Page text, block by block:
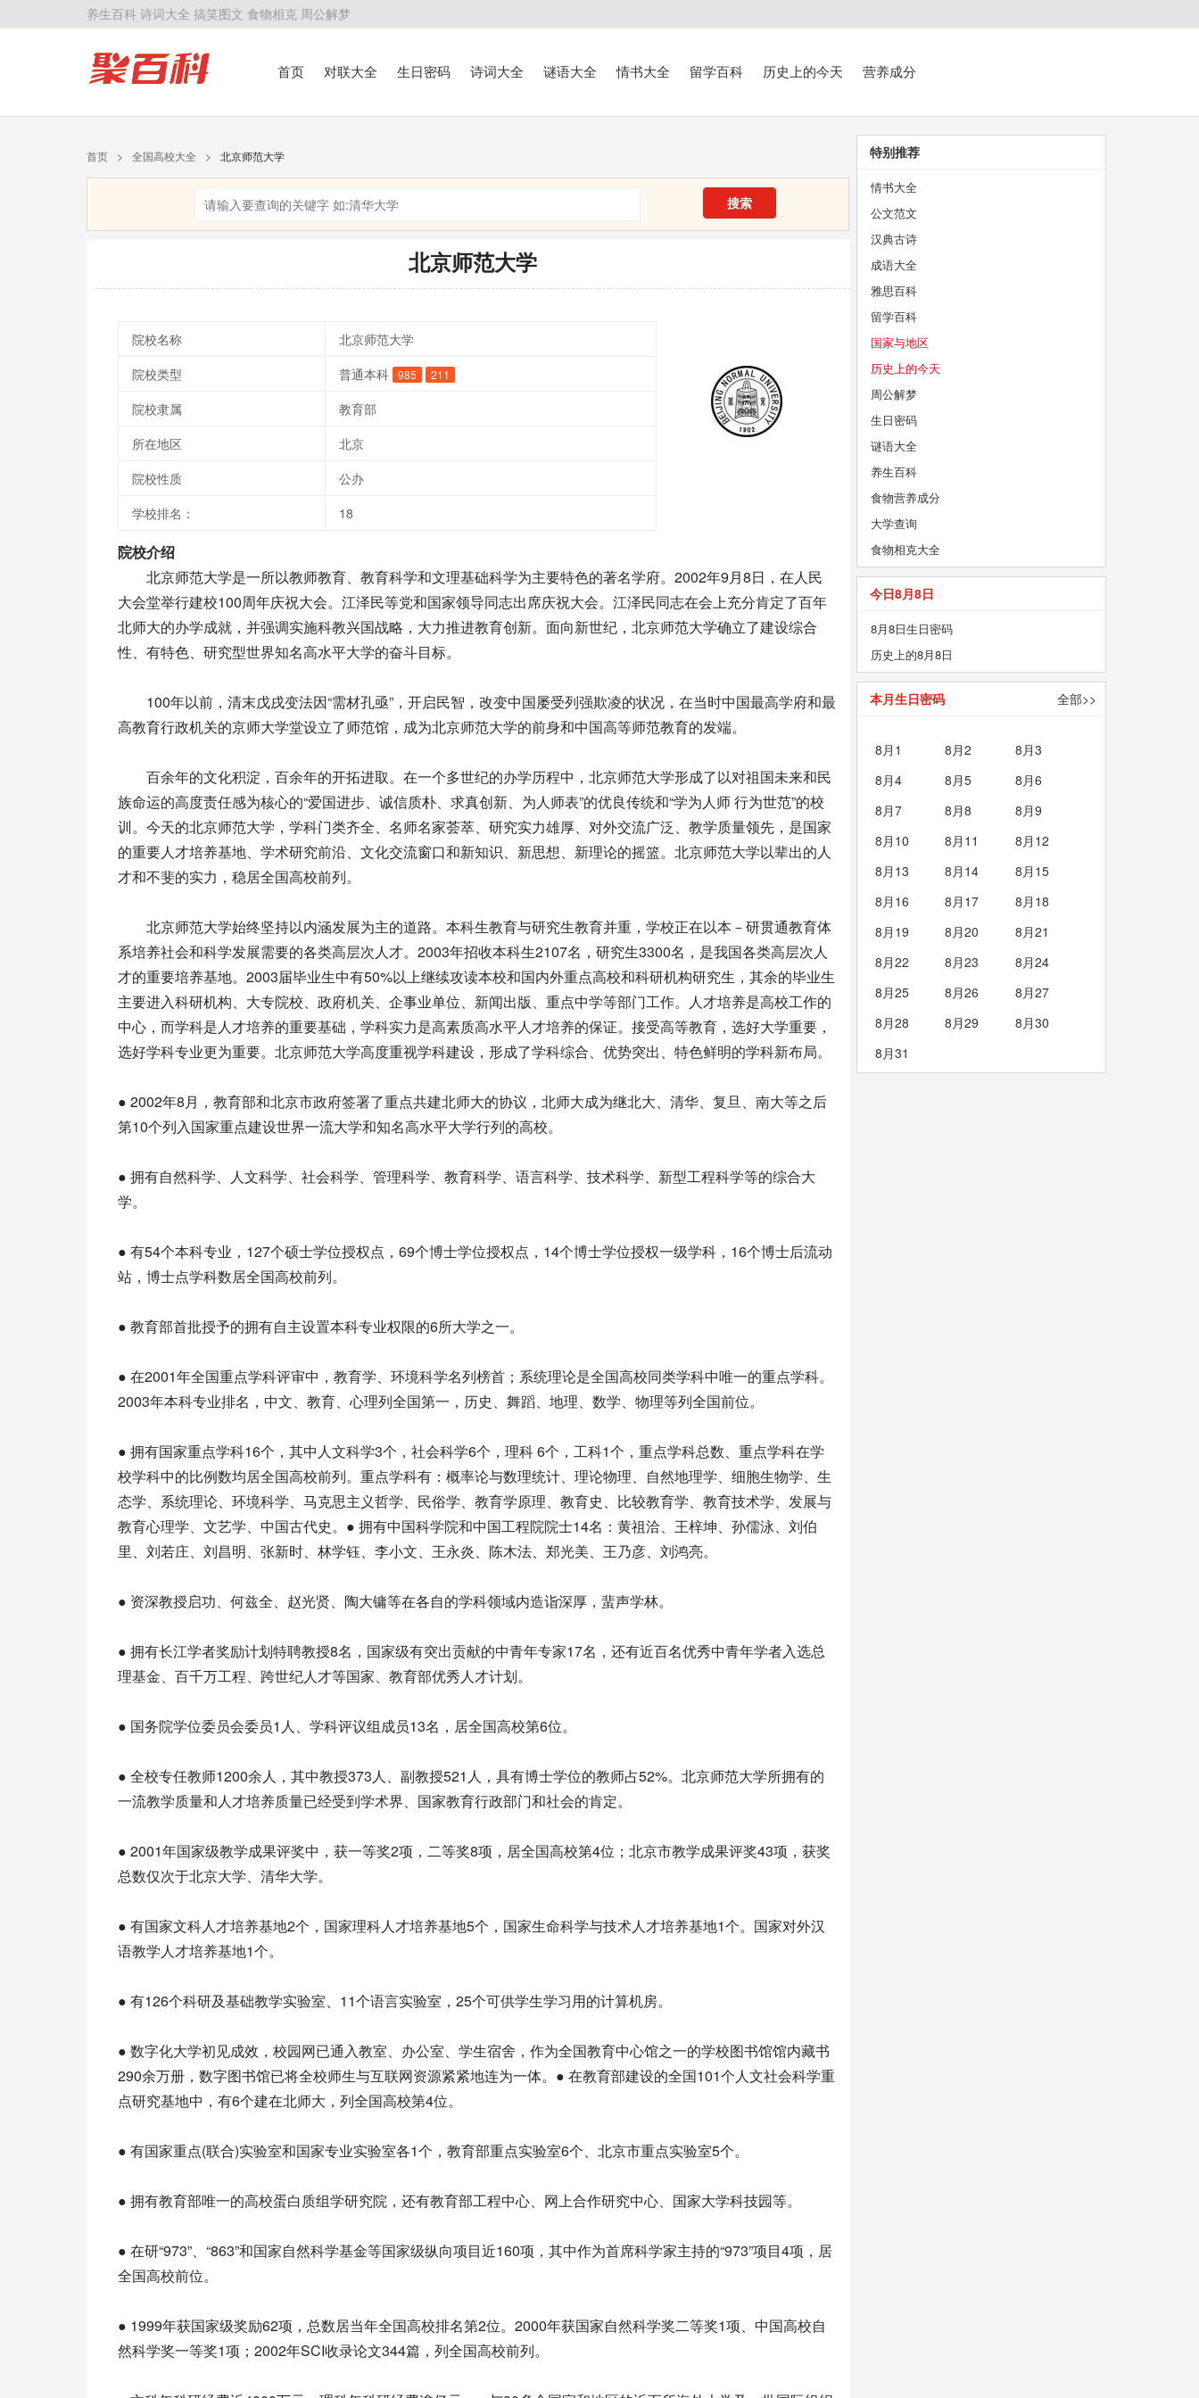
养生百科 诗词大全 搞笑图文 食物相克 周公解梦
首页 对联大全 生日密码 诗词大全 谜语大全 情书大全 留学百科 历史上的今天 营养成分
首页 > 全国高校大全 > 北京师范大学
搜索
北京师范大学
院校名称
北京师范大学
院校类型
普通本科 985 211
院校隶属
教育部
所在地区
北京
院校性质
公办
学校排名：
18
院校介绍
北京师范大学是一所以教师教育、教育科学和文理基础科学为主要特色的著名学府。2002年9月8日，在人民
大会堂举行建校100周年庆祝大会。江泽民等党和国家领导同志出席庆祝大会。江泽民同志在会上充分肯定了百年
北师大的办学成就，并强调实施科教兴国战略，大力推进教育创新。面向新世纪，北京师范大学确立了建设综合
性、有特色、研究型世界知名高水平大学的奋斗目标。
100年以前，清末戊戌变法因“需材孔亟”，开启民智，改变中国屡受列强欺凌的状况，在当时中国最高学府和最
高教育行政机关的京师大学堂设立了师范馆，成为北京师范大学的前身和中国高等师范教育的发端。
百余年的文化积淀，百余年的开拓进取。在一个多世纪的办学历程中，北京师范大学形成了以对祖国未来和民
族命运的高度责任感为核心的“爱国进步、诚信质朴、求真创新、为人师表”的优良传统和“学为人师 行为世范”的校
训。今天的北京师范大学，学科门类齐全、名师名家荟萃、研究实力雄厚、对外交流广泛、教学质量领先，是国家
的重要人才培养基地、学术研究前沿、文化交流窗口和新知识、新思想、新理论的摇篮。北京师范大学以辈出的人
才和不斐的实力，稳居全国高校前列。
北京师范大学始终坚持以内涵发展为主的道路。本科生教育与研究生教育并重，学校正在以本－研贯通教育体
系培养社会和科学发展需要的各类高层次人才。2003年招收本科生2107名，研究生3300名，是我国各类高层次人
才的重要培养基地。2003届毕业生中有50%以上继续攻读本校和国内外重点高校和科研机构研究生，其余的毕业生
主要进入科研机构、大专院校、政府机关、企事业单位、新闻出版、重点中学等部门工作。人才培养是高校工作的
中心，而学科是人才培养的重要基础，学科实力是高素质高水平人才培养的保证。接受高等教育，选好大学重要，
选好学科专业更为重要。北京师范大学高度重视学科建设，形成了学科综合、优势突出、特色鲜明的学科新布局。
● 2002年8月，教育部和北京市政府签署了重点共建北师大的协议，北师大成为继北大、清华、复旦、南大等之后
第10个列入国家重点建设世界一流大学和知名高水平大学行列的高校。
● 拥有自然科学、人文科学、社会科学、管理科学、教育科学、语言科学、技术科学、新型工程科学等的综合大
学。
● 有54个本科专业，127个硕士学位授权点，69个博士学位授权点，14个博士学位授权一级学科，16个博士后流动
站，博士点学科数居全国高校前列。
● 教育部首批授予的拥有自主设置本科专业权限的6所大学之一。
● 在2001年全国重点学科评审中，教育学、环境科学名列榜首；系统理论是全国高校同类学科中唯一的重点学科。
2003年本科专业排名，中文、教育、心理列全国第一，历史、舞蹈、地理、数学、物理等列全国前位。
● 拥有国家重点学科16个，其中人文科学3个，社会科学6个，理科 6个，工科1个，重点学科总数、重点学科在学
校学科中的比例数均居全国高校前列。重点学科有：概率论与数理统计、理论物理、自然地理学、细胞生物学、生
态学、系统理论、环境科学、马克思主义哲学、民俗学、教育学原理、教育史、比较教育学、教育技术学、发展与
教育心理学、文艺学、中国古代史。● 拥有中国科学院和中国工程院院士14名：黄祖洽、王梓坤、孙儒泳、刘伯
里、刘若庄、刘昌明、张新时、林学钰、李小文、王永炎、陈木法、郑光美、王乃彦、刘鸿亮。
● 资深教授启功、何兹全、赵光贤、陶大镛等在各自的学科领域内造诣深厚，蜚声学林。
● 拥有长江学者奖励计划特聘教授8名，国家级有突出贡献的中青年专家17名，还有近百名优秀中青年学者入选总
理基金、百千万工程、跨世纪人才等国家、教育部优秀人才计划。
● 国务院学位委员会委员1人、学科评议组成员13名，居全国高校第6位。
● 全校专任教师1200余人，其中教授373人、副教授521人，具有博士学位的教师占52%。北京师范大学所拥有的
一流教学质量和人才培养质量已经受到学术界、国家教育行政部门和社会的肯定。
● 2001年国家级教学成果评奖中，获一等奖2项，二等奖8项，居全国高校第4位；北京市教学成果评奖43项，获奖
总数仅次于北京大学、清华大学。
● 有国家文科人才培养基地2个，国家理科人才培养基地5个，国家生命科学与技术人才培养基地1个。国家对外汉
语教学人才培养基地1个。
● 有126个科研及基础教学实验室、11个语言实验室，25个可供学生学习用的计算机房。
● 数字化大学初见成效，校园网已通入教室、办公室、学生宿舍，作为全国教育中心馆之一的学校图书馆馆内藏书
290余万册，数字图书馆已将全校师生与互联网资源紧紧地连为一体。● 在教育部建设的全国101个人文社会科学重
点研究基地中，有6个建在北师大，列全国高校第4位。
● 有国家重点(联合)实验室和国家专业实验室各1个，教育部重点实验室6个、北京市重点实验室5个。
● 拥有教育部唯一的高校蛋白质组学研究院，还有教育部工程中心、网上合作研究中心、国家大学科技园等。
● 在研“973”、“863”和国家自然科学基金等国家级纵向项目近160项，其中作为首席科学家主持的“973”项目4项，居
全国高校前位。
● 1999年获国家级奖励62项，总数居当年全国高校排名第2位。2000年获国家自然科学奖二等奖1项、中国高校自
然科学奖一等奖1项；2002年SCI收录论文344篇，列全国高校前列。
特别推荐
情书大全
公文范文
汉典古诗
成语大全
雅思百科
留学百科
国家与地区
历史上的今天
周公解梦
生日密码
谜语大全
养生百科
食物营养成分
大学查询
食物相克大全
今日8月8日
8月8日生日密码
历史上的8月8日
本月生日密码 全部>>
8月1 8月2
8月3
8月4
8月5
8月6
8月7
8月8
8月9
8月10
8月11
8月12
8月13
8月14
8月15
8月16
8月17
8月18
8月19
8月20
8月21
8月22
8月23
8月24
8月25
8月26
8月27
8月28
8月29
8月30
8月31